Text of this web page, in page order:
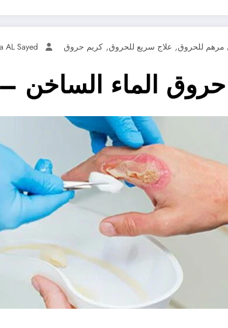
مرهم للحروق, علاج سريع للحروق, كريم حروق AL Sayed
الساخن – افضل 5 مراهم حروق